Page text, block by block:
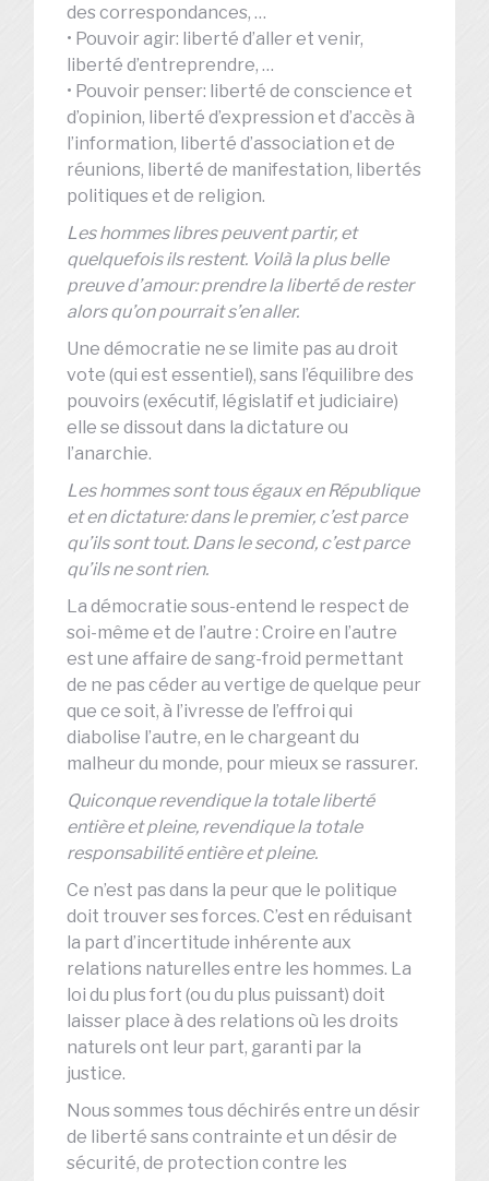
des correspondances, …
• Pouvoir agir: liberté d’aller et venir,
liberté d’entreprendre, …
• Pouvoir penser: liberté de conscience et
d’opinion, liberté d’expression et d’accès à
l’information, liberté d’association et de
réunions, liberté de manifestation, libertés
politiques et de religion.
Les hommes libres peuvent partir, et
quelquefois ils restent. Voilà la plus belle
preuve d’amour: prendre la liberté de rester
alors qu’on pourrait s’en aller.
Une démocratie ne se limite pas au droit
vote (qui est essentiel), sans l’équilibre des
pouvoirs (exécutif, législatif et judiciaire)
elle se dissout dans la dictature ou
l’anarchie.
Les hommes sont tous égaux en République
et en dictature: dans le premier, c’est parce
qu’ils sont tout. Dans le second, c’est parce
qu’ils ne sont rien.
La démocratie sous-entend le respect de
soi-même et de l’autre : Croire en l’autre
est une affaire de sang-froid permettant
de ne pas céder au vertige de quelque peur
que ce soit, à l’ivresse de l’effroi qui
diabolise l’autre, en le chargeant du
malheur du monde, pour mieux se rassurer.
Quiconque revendique la totale liberté
entière et pleine, revendique la totale
responsabilité entière et pleine.
Ce n’est pas dans la peur que le politique
doit trouver ses forces. C’est en réduisant
la part d’incertitude inhérente aux
relations naturelles entre les hommes. La
loi du plus fort (ou du plus puissant) doit
laisser place à des relations où les droits
naturels ont leur part, garanti par la
justice.
Nous sommes tous déchirés entre un désir
de liberté sans contrainte et un désir de
sécurité, de protection contre les